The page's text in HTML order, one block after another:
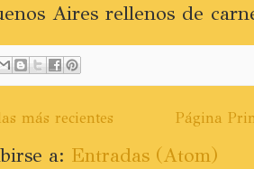
Aires rellenos de
más recientes Página
a: Entradas (Atom)